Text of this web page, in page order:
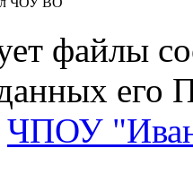
файлы
его
ЧПОУ